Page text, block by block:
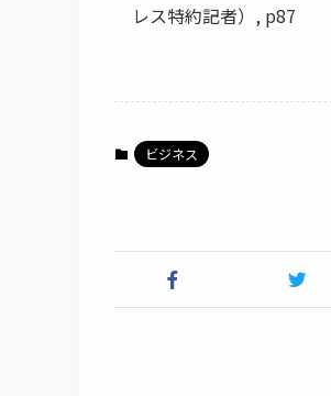
レス特約記者）, p87
ビジネス